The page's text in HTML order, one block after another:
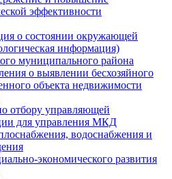
эффективности
о состоянии окружающей
информация)
муниципального района
о выявлении бесхозяйного
объекта недвижимости
отбору управляющей
для управления МКД
водоснабжения и
экономического развития